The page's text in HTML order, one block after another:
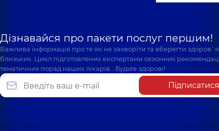
Дізнавайся про пакети послуг першим!
Важлива інформація про те як не захворіти та вберегти
близьких. Цикл підготовлених експертами сезонних
тематичних порад наших лікарів… Будьте здорові!
Підписатися